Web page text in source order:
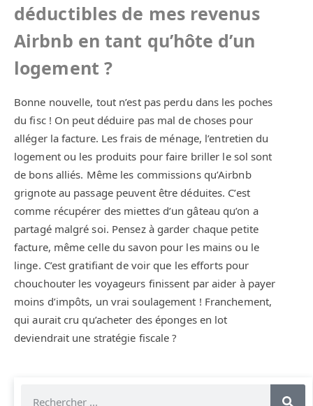
déductibles de mes revenus
Airbnb en tant qu’hôte d’un
logement ?
Bonne nouvelle, tout n’est pas perdu dans les poches
du fisc ! On peut déduire pas mal de choses pour
alléger la facture. Les frais de ménage, l’entretien du
logement ou les produits pour faire briller le sol sont
de bons alliés. Même les commissions qu’Airbnb
grignote au passage peuvent être déduites. C’est
comme récupérer des miettes d’un gâteau qu’on a
partagé malgré soi. Pensez à garder chaque petite
facture, même celle du savon pour les mains ou le
linge. C’est gratifiant de voir que les efforts pour
chouchouter les voyageurs finissent par aider à payer
moins d’impôts, un vrai soulagement ! Franchement,
qui aurait cru qu’acheter des éponges en lot
deviendrait une stratégie fiscale ?